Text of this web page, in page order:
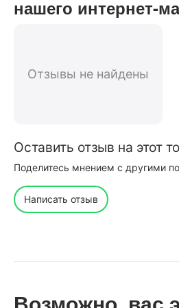
нашего интернет-
Отзывы не найдены
Оставить отзыв на этот
Поделитесь мнением с другими
Написать отзыв